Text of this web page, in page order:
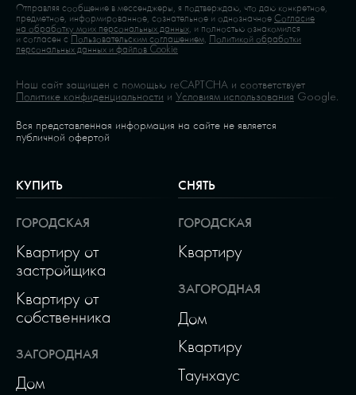
КУПИТЬ
ГОРОДСКАЯ
Квартиру от
застройщика
Квартиру от
собственника
ЗАГОРОДНАЯ
Дом
СНЯТЬ
ГОРОДСКАЯ
Квартиру
ЗАГОРОДНАЯ
Дом
Квартиру
Таунхаус
Отправляя сообщение в мессенджеры, я подтверждаю, что даю конкретное,
предметное, информированное, сознательное и однозначноеСогласие
на обработку моих персональных данных, и полностью ознакомился
и согласен сПользовательским соглашением, Политикой обработки
персональных данных и файлов Cookie
Наш сайт защищен с помощью reCAPTCHA и соответствует
Политике конфиденциальности и Условиям использования Google.
Вся представленная информация на сайте не является
публичной офертой